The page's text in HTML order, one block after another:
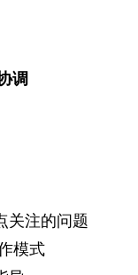
调
关注的问题
模式